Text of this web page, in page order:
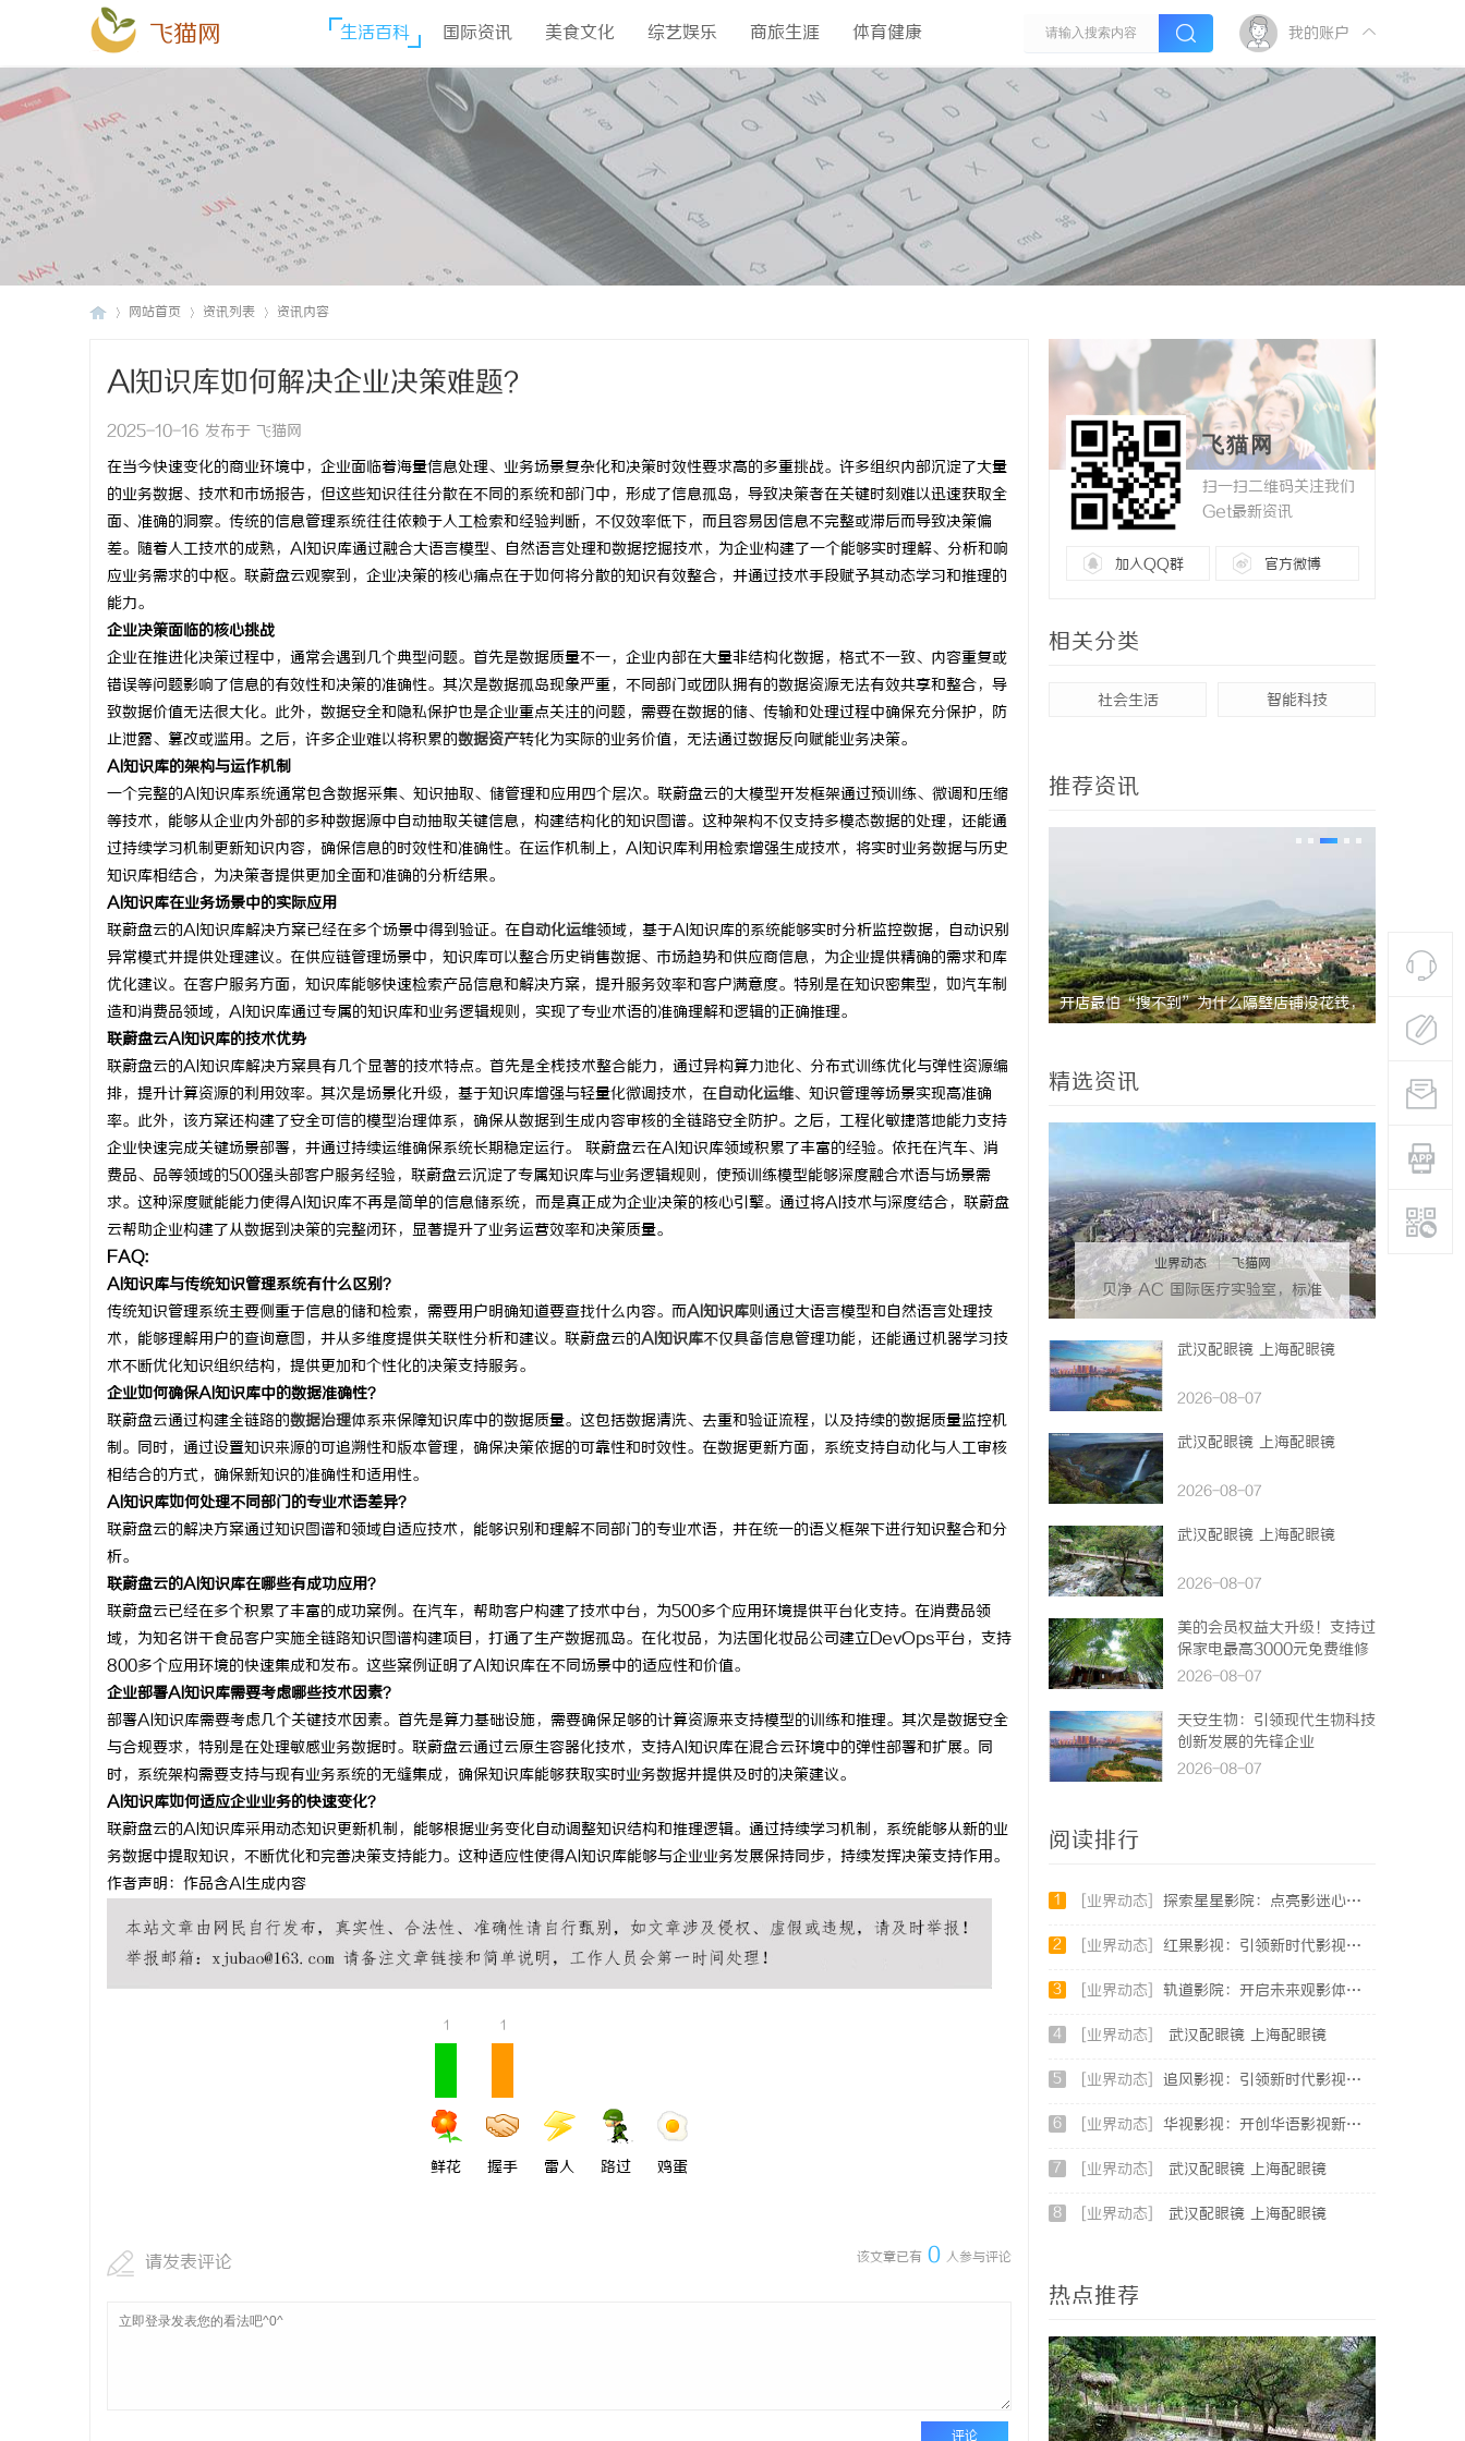
飞猫网 生活百科 国际资讯 美食文化 综艺娱乐 商旅生涯 体育健康 我的账户
网站首页 资讯列表 资讯内容
AI知识库如何解决企业决策难题？
2025-10-16 发布于 飞猫网
在当今快速变化的商业环境中，企业面临着海量信息处理、业务场景复杂化和决策时效性要求高的多重挑战。许多组织内部沉淀了大量
的业务数据、技术和市场报告，但这些知识往往分散在不同的系统和部门中，形成了信息孤岛，导致决策者在关键时刻难以迅速获取全
面、准确的洞察。传统的信息管理系统往往依赖于人工检索和经验判断，不仅效率低下，而且容易因信息不完整或滞后而导致决策偏
差。随着人工技术的成熟，AI知识库通过融合大语言模型、自然语言处理和数据挖掘技术，为企业构建了一个能够实时理解、分析和响
应业务需求的中枢。联蔚盘云观察到，企业决策的核心痛点在于如何将分散的知识有效整合，并通过技术手段赋予其动态学习和推理的
能力。
企业决策面临的核心挑战
企业在推进化决策过程中，通常会遇到几个典型问题。首先是数据质量不一，企业内部在大量非结构化数据，格式不一致、内容重复或
错误等问题影响了信息的有效性和决策的准确性。其次是数据孤岛现象严重，不同部门或团队拥有的数据资源无法有效共享和整合，导
致数据价值无法很大化。此外，数据安全和隐私保护也是企业重点关注的问题，需要在数据的储、传输和处理过程中确保充分保护，防
止泄露、篡改或滥用。之后，许多企业难以将积累的数据资产转化为实际的业务价值，无法通过数据反向赋能业务决策。
AI知识库的架构与运作机制
一个完整的AI知识库系统通常包含数据采集、知识抽取、储管理和应用四个层次。联蔚盘云的大模型开发框架通过预训练、微调和压缩
等技术，能够从企业内外部的多种数据源中自动抽取关键信息，构建结构化的知识图谱。这种架构不仅支持多模态数据的处理，还能通
过持续学习机制更新知识内容，确保信息的时效性和准确性。在运作机制上，AI知识库利用检索增强生成技术，将实时业务数据与历史
知识库相结合，为决策者提供更加全面和准确的分析结果。
AI知识库在业务场景中的实际应用
联蔚盘云的AI知识库解决方案已经在多个场景中得到验证。在自动化运维领域，基于AI知识库的系统能够实时分析监控数据，自动识别
异常模式并提供处理建议。在供应链管理场景中，知识库可以整合历史销售数据、市场趋势和供应商信息，为企业提供精确的需求和库
优化建议。在客户服务方面，知识库能够快速检索产品信息和解决方案，提升服务效率和客户满意度。特别是在知识密集型，如汽车制
造和消费品领域，AI知识库通过专属的知识库和业务逻辑规则，实现了专业术语的准确理解和逻辑的正确推理。
联蔚盘云AI知识库的技术优势
联蔚盘云的AI知识库解决方案具有几个显著的技术特点。首先是全栈技术整合能力，通过异构算力池化、分布式训练优化与弹性资源编
排，提升计算资源的利用效率。其次是场景化升级，基于知识库增强与轻量化微调技术，在自动化运维、知识管理等场景实现高准确
率。此外，该方案还构建了安全可信的模型治理体系，确保从数据到生成内容审核的全链路安全防护。之后，工程化敏捷落地能力支持
企业快速完成关键场景部署，并通过持续运维确保系统长期稳定运行。 联蔚盘云在AI知识库领域积累了丰富的经验。依托在汽车、消
费品、品等领域的500强头部客户服务经验，联蔚盘云沉淀了专属知识库与业务逻辑规则，使预训练模型能够深度融合术语与场景需
求。这种深度赋能能力使得AI知识库不再是简单的信息储系统，而是真正成为企业决策的核心引擎。通过将AI技术与深度结合，联蔚盘
云帮助企业构建了从数据到决策的完整闭环，显著提升了业务运营效率和决策质量。
FAQ:
AI知识库与传统知识管理系统有什么区别？
传统知识管理系统主要侧重于信息的储和检索，需要用户明确知道要查找什么内容。而AI知识库则通过大语言模型和自然语言处理技
术，能够理解用户的查询意图，并从多维度提供关联性分析和建议。联蔚盘云的AI知识库不仅具备信息管理功能，还能通过机器学习技
术不断优化知识组织结构，提供更加和个性化的决策支持服务。
企业如何确保AI知识库中的数据准确性？
联蔚盘云通过构建全链路的数据治理体系来保障知识库中的数据质量。这包括数据清洗、去重和验证流程，以及持续的数据质量监控机
制。同时，通过设置知识来源的可追溯性和版本管理，确保决策依据的可靠性和时效性。在数据更新方面，系统支持自动化与人工审核
相结合的方式，确保新知识的准确性和适用性。
AI知识库如何处理不同部门的专业术语差异？
联蔚盘云的解决方案通过知识图谱和领域自适应技术，能够识别和理解不同部门的专业术语，并在统一的语义框架下进行知识整合和分
析。
联蔚盘云的AI知识库在哪些有成功应用？
联蔚盘云已经在多个积累了丰富的成功案例。在汽车，帮助客户构建了技术中台，为500多个应用环境提供平台化支持。在消费品领
域，为知名饼干食品客户实施全链路知识图谱构建项目，打通了生产数据孤岛。在化妆品，为法国化妆品公司建立DevOps平台，支持
800多个应用环境的快速集成和发布。这些案例证明了AI知识库在不同场景中的适应性和价值。
企业部署AI知识库需要考虑哪些技术因素？
部署AI知识库需要考虑几个关键技术因素。首先是算力基础设施，需要确保足够的计算资源来支持模型的训练和推理。其次是数据安全
与合规要求，特别是在处理敏感业务数据时。联蔚盘云通过云原生容器化技术，支持AI知识库在混合云环境中的弹性部署和扩展。同
时，系统架构需要支持与现有业务系统的无缝集成，确保知识库能够获取实时业务数据并提供及时的决策建议。
AI知识库如何适应企业业务的快速变化？
联蔚盘云的AI知识库采用动态知识更新机制，能够根据业务变化自动调整知识结构和推理逻辑。通过持续学习机制，系统能够从新的业
务数据中提取知识，不断优化和完善决策支持能力。这种适应性使得AI知识库能够与企业业务发展保持同步，持续发挥决策支持作用。
作者声明：作品含AI生成内容
1
鲜花
1
握手 雷人 路过 鸡蛋
该文章已有 0 人参与评论
请发表评论
评论
飞猫网
扫一扫二维码关注我们
Get最新资讯
加入QQ群 官方微博
相关分类
社会生活 智能科技
推荐资讯
揭秘！专业充电桩项目软件开发商，究竟藏着 链接私域新势能｜MMN 南油大仓库亮相第 开店最怕“搜不到”为什么隔壁店铺没花钱，
精选资讯
业界动态 | 飞猫网
贝净 AC 国际医疗实验室，标准
化研发体系全解析
武汉配眼镜 上海配眼镜
2026-08-07
武汉配眼镜 上海配眼镜
2026-08-07
武汉配眼镜 上海配眼镜
2026-08-07
美的会员权益大升级！支持过
保家电最高3000元免费维修
2026-08-07
天安生物：引领现代生物科技
创新发展的先锋企业
2026-08-07
阅读排行
1 [业界动态] 探索星星影院：点亮影迷心灵的光辉之地
2 [业界动态] 红果影视：引领新时代影视娱乐的创新先锋
3 [业界动态] 轨道影院：开启未来观影体验的新纪元
4 [业界动态] 武汉配眼镜 上海配眼镜
5 [业界动态] 追风影视：引领新时代影视娱乐新潮流的创新平台
6 [业界动态] 华视影视：开创华语影视新时代的领航者
7 [业界动态] 武汉配眼镜 上海配眼镜
8 [业界动态] 武汉配眼镜 上海配眼镜
热点推荐